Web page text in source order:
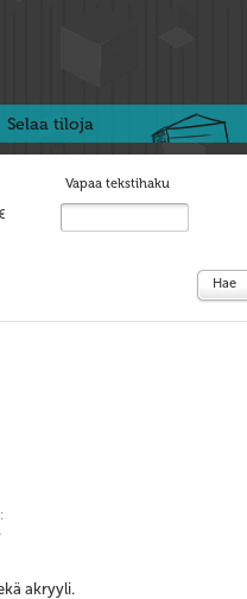
Selaa tiloja
Vapaa tekstihaku
Hae
akryyli.